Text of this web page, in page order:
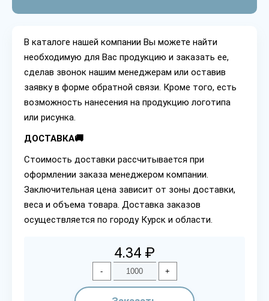
В каталоге нашей компании Вы можете найти
необходимую для Вас продукцию и заказать ее,
сделав звонок нашим менеджерам или оставив
заявку в форме обратной связи. Кроме того, есть
возможность нанесения на продукцию логотипа
или рисунка.
ДОСТАВКА🚚
Стоимость доставки рассчитывается при
оформлении заказа менеджером компании.
Заключительная цена зависит от зоны доставки,
веса и объема товара. Доставка заказов
осуществляется по городу Курск и области.
4.34 ₽
- +